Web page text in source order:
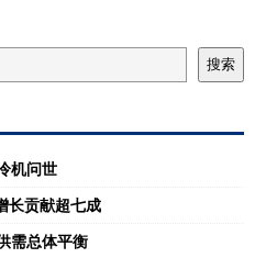
搜索
机问世
长贡献超七成
需总体平衡